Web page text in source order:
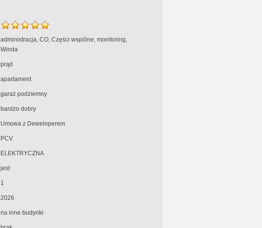
administracja, CO, Części wspólne, monitoring,
Winda
prąd
apartament
garaż podziemny
bardzo dobry
Umowa z Deweloperem
PCV
ELEKTRYCZNA
jest
1
2026
na inne budynki